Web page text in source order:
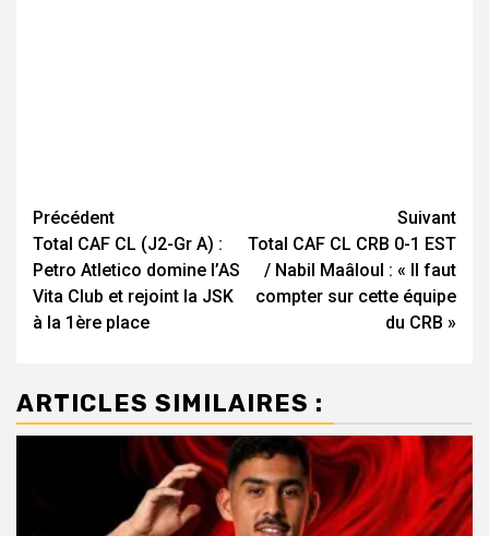
Navigation
d’article
Précédent
Total CAF CL (J2-Gr A) :
Petro Atletico domine l’AS
Vita Club et rejoint la JSK
à la 1ère place
Suivant
Total CAF CL CRB 0-1 EST
/ Nabil Maâloul : « Il faut
compter sur cette équipe
du CRB »
ARTICLES SIMILAIRES :